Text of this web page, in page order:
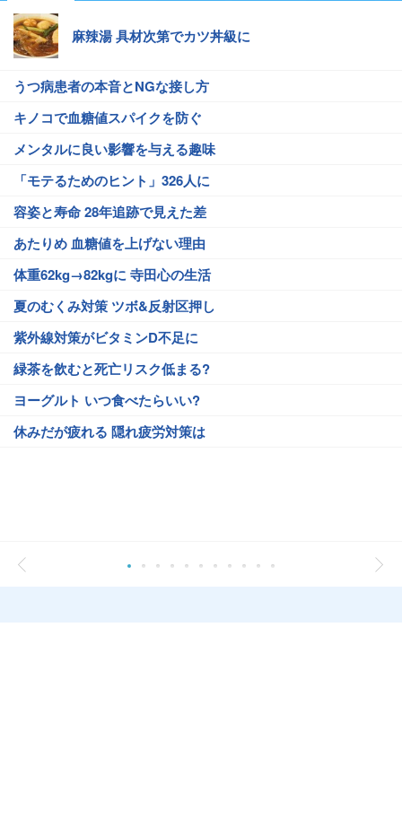
麻辣湯 具材次第でカツ丼級に
うつ病患者の本音とNGな接し方
キノコで血糖値スパイクを防ぐ
メンタルに良い影響を与える趣味
「モテるためのヒント」326人に
容姿と寿命 28年追跡で見えた差
あたりめ 血糖値を上げない理由
体重62kg→82kgに 寺田心の生活
夏のむくみ対策 ツボ&反射区押し
紫外線対策がビタミンD不足に
緑茶を飲むと死亡リスク低まる?
ヨーグルト いつ食べたらいい?
休みだが疲れる 隠れ疲労対策は